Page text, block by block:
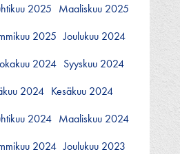
2025 Maaliskuu 2025
2025 Joulukuu 2024
2024 Syyskuu 2024
2024 Kesäkuu 2024
2024 Maaliskuu 2024
2024 Joulukuu 2023